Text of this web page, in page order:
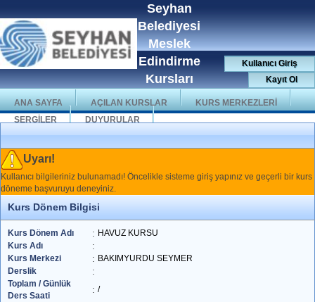
Seyhan
Belediyesi
Meslek
Edindirme
Kursları
Kullanıcı Giriş
Kayıt Ol
ANA SAYFA AÇILAN KURSLAR
KURS MERKEZLERİ
SERGİLER
DUYURULAR
Uyarı!
Kullanıcı bilgileriniz bulunamadı! Öncelikle sisteme giriş yapınız ve geçerli bir kurs
döneme başvuruyu deneyiniz.
Kurs Dönem Bilgisi
Kurs Dönem Adı : HAVUZ KURSU
Kurs Adı
:
Kurs Merkezi : BAKIMYURDU SEYMER
Derslik
:
Toplam / Günlük
Ders Saati
: /